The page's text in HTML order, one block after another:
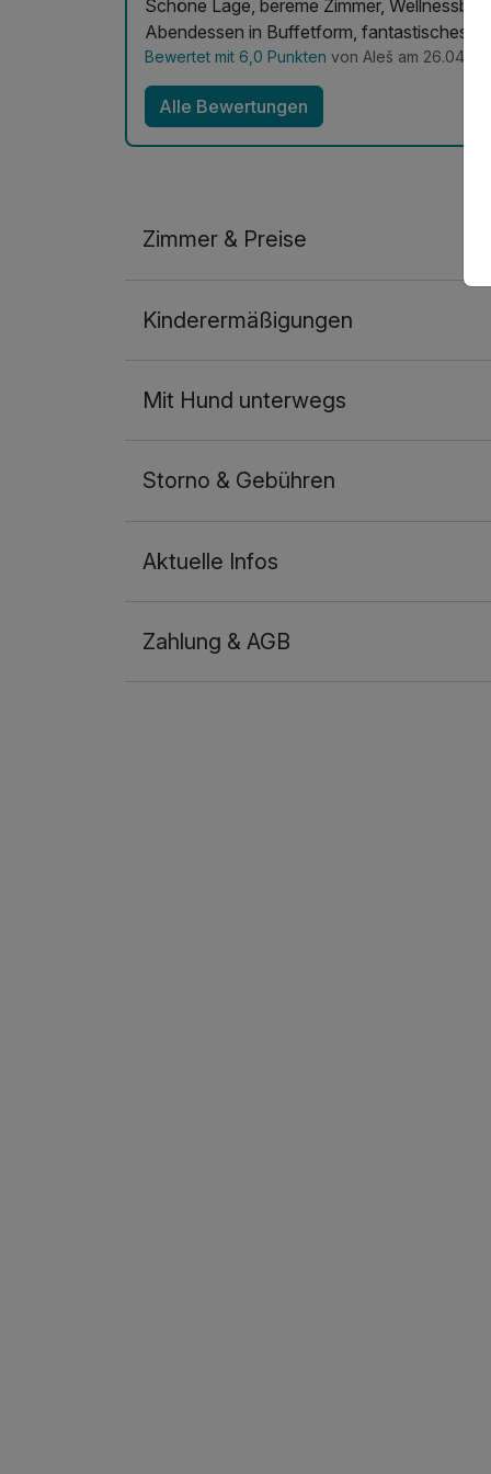
Schöne Lage, bereme Zimmer,
Abendessen in Buffetform, fantastisches
Bewertet mit 6,0 Punkten von Aleš am
Alle Bewertungen
Zimmer & Preise
2 Erwachsene und 1 Kind
Zusatznächte
Doppelzimmer Komfort
2 Erwachsene und 2 Kinder
Kinderermäßigungen
Mit Hund unterwegs
Storno & Gebühren
Aktuelle Infos
Zahlung & AGB